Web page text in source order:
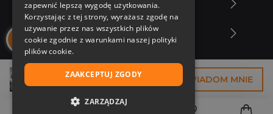
29,93 zł POWIADOM MNIE
Nasza oferta
Nasi autorzy
zapewnić lepszą wygodę użytkowania.
Korzystając z tej strony, wyrażasz zgodę na
używanie przez nas wszystkich plików
cookie zgodnie z warunkami naszej polityki
plików cookie.
ZAAKCEPTUJ ZGODY
ZARZĄDZAJ